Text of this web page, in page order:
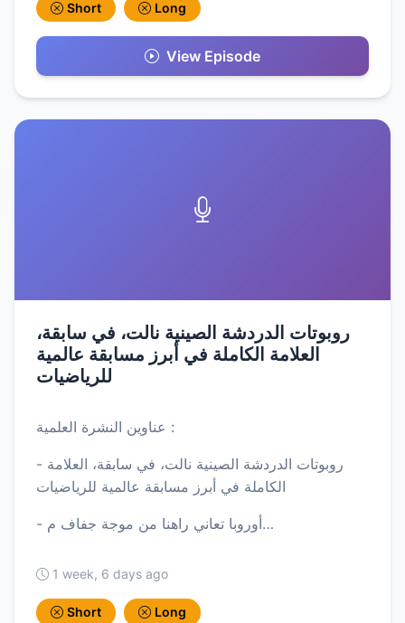
Short Long
View Episode
روبوتات الدردشة الصينية نالت، في سابقة،
العلامة الكاملة في أبرز مسابقة عالمية
للرياضيات
عناوين النشرة العلمية :
- روبوتات الدردشة الصينية نالت، في سابقة، العلامة
الكاملة في أبرز مسابقة عالمية للرياضيات
- أوروبا تعاني راهنا من موجة جفاف م…
1 week, 6 days ago
Short Long